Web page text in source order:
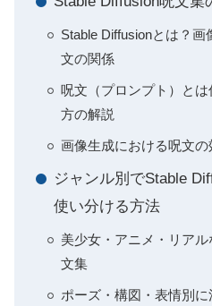
Stable Diffusionとは？
文の関係
呪文（プロンプト）と
方の解説
画像生成における呪文
ジャンル別でStable
使い分ける方法
美少女・アニメ・リア
文集
ポーズ・構図・表情別